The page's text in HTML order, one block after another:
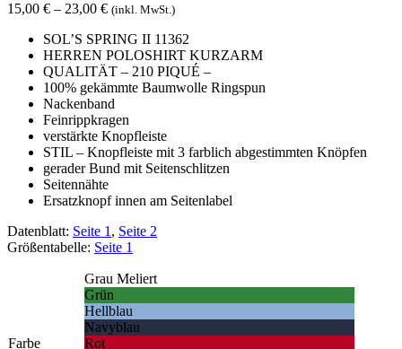
15,00 € – 23,00 € (inkl. MwSt.)
SOL’S SPRING II 11362
HERREN POLOSHIRT KURZARM
QUALITÄT – 210 PIQUÉ –
100% gekämmte Baumwolle Ringspun
Nackenband
Feinrippkragen
verstärkte Knopfleiste
STIL – Knopfleiste mit 3 farblich abgestimmten Knöpfen
gerader Bund mit Seitenschlitzen
Seitennähte
Ersatzknopf innen am Seitenlabel
Datenblatt: Seite 1 , Seite 2
Größentabelle: Seite 1
Farbe
Grau Meliert
Grün
Hellblau
Navyblau
Rot